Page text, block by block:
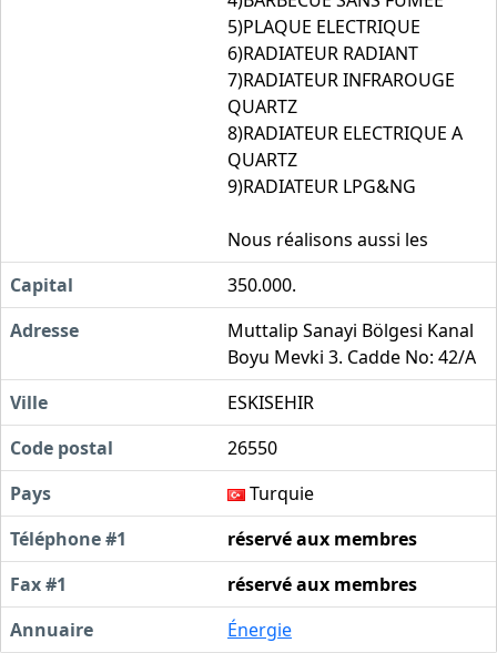
5)PLAQUE ELECTRIQUE
6)RADIATEUR RADIANT
7)RADIATEUR INFRAROUGE
QUARTZ
8)RADIATEUR ELECTRIQUE A
QUARTZ
9)RADIATEUR LPG&NG
Nous réalisons aussi les
Capital
350.000.
Adresse
Muttalip Sanayi Bölgesi Kanal
Boyu Mevki 3. Cadde No: 42/A
Ville
ESKISEHIR
Code postal
26550
Pays
Turquie
Téléphone #1
réservé aux membres
Fax #1
réservé aux membres
Annuaire
Énergie